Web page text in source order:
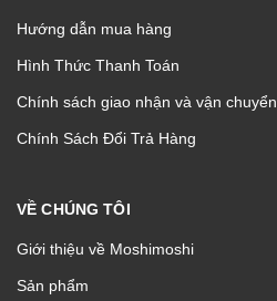
Hướng dẫn mua hàng
Hình Thức Thanh Toán
Chính sách giao nhận và vận chuyển
Chính Sách Đổi Trả Hàng
VỀ CHÚNG TÔI
Giới thiệu về Moshimoshi
Sản phẩm